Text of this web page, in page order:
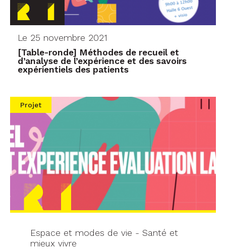
Le 25 novembre 2021
[Table-ronde] Méthodes de recueil et
d’analyse de l’expérience et des savoirs
expérientiels des patients
Projet
Espace et modes de vie - Santé et
mieux vivre